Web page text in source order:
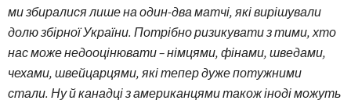
ми збиралися лише на один-два матчі, які вирішували
долю збірної України. Потрібно ризикувати з тими, хто
нас може недооцінювати – німцями, фінами, шведами,
чехами, швейцарцями, які тепер дуже потужними
стали. Ну й канадці з американцями також іноді можуть